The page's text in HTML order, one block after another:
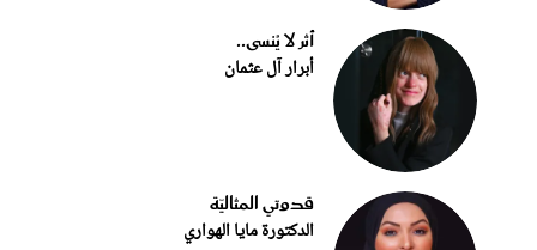
أثر لا يُنسى..
أبرار آل عثمان
قدوتي المثاليّة
الدكتورة مايا الهواري